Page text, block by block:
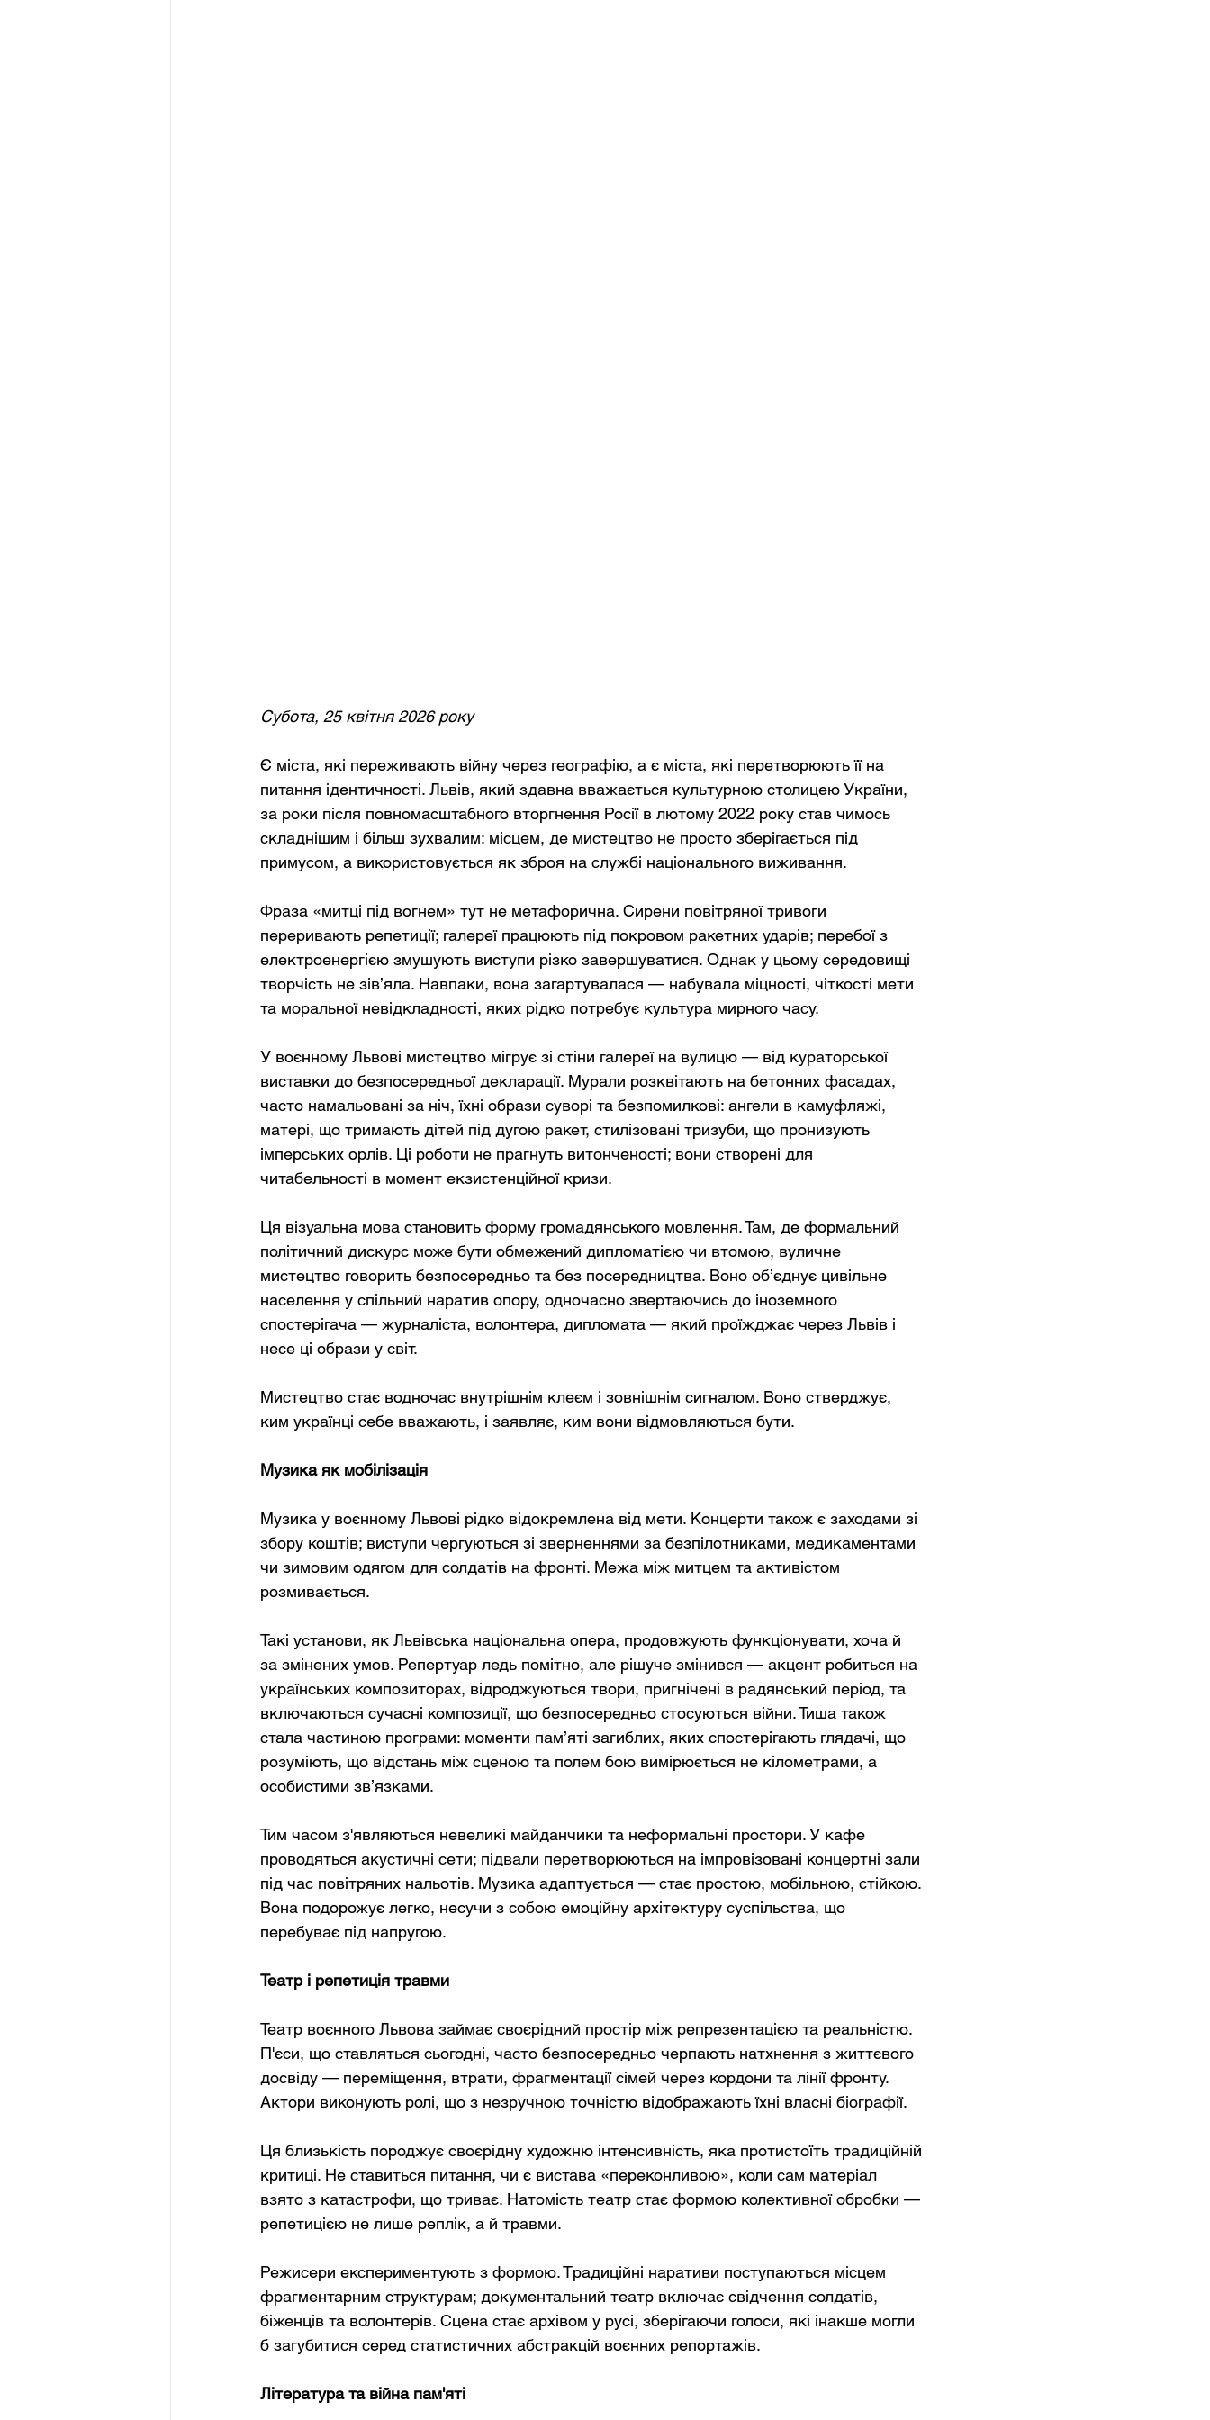
Субота, 25 квітня 2026 року
Є міста, які переживають війну через географію, а є міста, які перетворюють її на
питання ідентичності. Львів, який здавна вважається культурною столицею України,
за роки після повномасштабного вторгнення Росії в лютому 2022 року став чимось
складнішим і більш зухвалим: місцем, де мистецтво не просто зберігається під
примусом, а використовується як зброя на службі національного виживання.
Фраза «митці під вогнем» тут не метафорична. Сирени повітряної тривоги
переривають репетиції; галереї працюють під покровом ракетних ударів; перебої з
електроенергією змушують виступи різко завершуватися. Однак у цьому середовищі
творчість не зів’яла. Навпаки, вона загартувалася — набувала міцності, чіткості мети
та моральної невідкладності, яких рідко потребує культура мирного часу.
У воєнному Львові мистецтво мігрує зі стіни галереї на вулицю — від кураторської
виставки до безпосередньої декларації. Мурали розквітають на бетонних фасадах,
часто намальовані за ніч, їхні образи суворі та безпомилкові: ангели в камуфляжі,
матері, що тримають дітей під дугою ракет, стилізовані тризуби, що пронизують
імперських орлів. Ці роботи не прагнуть витонченості; вони створені для
читабельності в момент екзистенційної кризи.
Ця візуальна мова становить форму громадянського мовлення. Там, де формальний
політичний дискурс може бути обмежений дипломатією чи втомою, вуличне
мистецтво говорить безпосередньо та без посередництва. Воно об’єднує цивільне
населення у спільний наратив опору, одночасно звертаючись до іноземного
спостерігача — журналіста, волонтера, дипломата — який проїжджає через Львів і
несе ці образи у світ.
Мистецтво стає водночас внутрішнім клеєм і зовнішнім сигналом. Воно стверджує,
ким українці себе вважають, і заявляє, ким вони відмовляються бути.
Музика як мобілізація
Музика у воєнному Львові рідко відокремлена від мети. Концерти також є заходами зі
збору коштів; виступи чергуються зі зверненнями за безпілотниками, медикаментами
чи зимовим одягом для солдатів на фронті. Межа між митцем та активістом
розмивається.
Такі установи, як Львівська національна опера, продовжують функціонувати, хоча й
за змінених умов. Репертуар ледь помітно, але рішуче змінився — акцент робиться на
українських композиторах, відроджуються твори, пригнічені в радянський період, та
включаються сучасні композиції, що безпосередньо стосуються війни. Тиша також
стала частиною програми: моменти пам’яті загиблих, яких спостерігають глядачі, що
розуміють, що відстань між сценою та полем бою вимірюється не кілометрами, а
особистими зв’язками.
Тим часом з'являються невеликі майданчики та неформальні простори. У кафе
проводяться акустичні сети; підвали перетворюються на імпровізовані концертні зали
під час повітряних нальотів. Музика адаптується — стає простою, мобільною, стійкою.
Вона подорожує легко, несучи з собою емоційну архітектуру суспільства, що
перебуває під напругою.
Театр і репетиція травми
Театр воєнного Львова займає своєрідний простір між репрезентацією та реальністю.
П'єси, що ставляться сьогодні, часто безпосередньо черпають натхнення з життєвого
досвіду — переміщення, втрати, фрагментації сімей через кордони та лінії фронту.
Актори виконують ролі, що з незручною точністю відображають їхні власні біографії.
Ця близькість породжує своєрідну художню інтенсивність, яка протистоїть традиційній
критиці. Не ставиться питання, чи є вистава «переконливою», коли сам матеріал
взято з катастрофи, що триває. Натомість театр стає формою колективної обробки —
репетицією не лише реплік, а й травми.
Режисери експериментують з формою. Традиційні наративи поступаються місцем
фрагментарним структурам; документальний театр включає свідчення солдатів,
біженців та волонтерів. Сцена стає архівом у русі, зберігаючи голоси, які інакше могли
б загубитися серед статистичних абстракцій воєнних репортажів.
Література та війна пам'яті